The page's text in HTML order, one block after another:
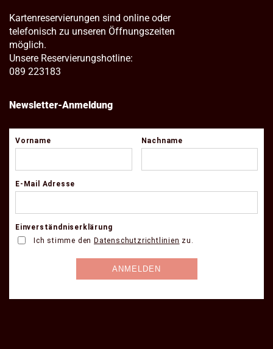
Kartenreservierungen sind online oder
telefonisch zu unseren Öffnungszeiten
möglich.
Unsere Reservierungshotline:
089 223183
Newsletter-Anmeldung